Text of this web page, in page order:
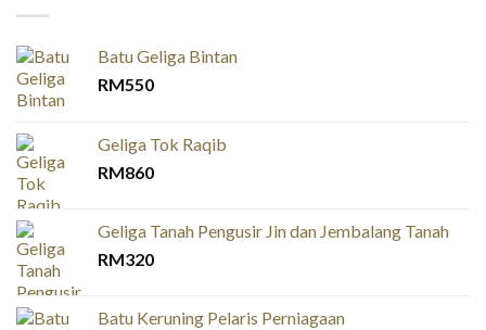
Batu Geliga Bintan
RM550
Geliga Tok Raqib
RM860
Geliga Tanah Pengusir Jin dan Jembalang Tanah
RM320
Batu Keruning Pelaris Perniagaan